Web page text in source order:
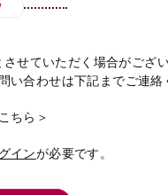
せていただく場合がござい
合わせは下記までご連絡
ちら＞
インが必要です。